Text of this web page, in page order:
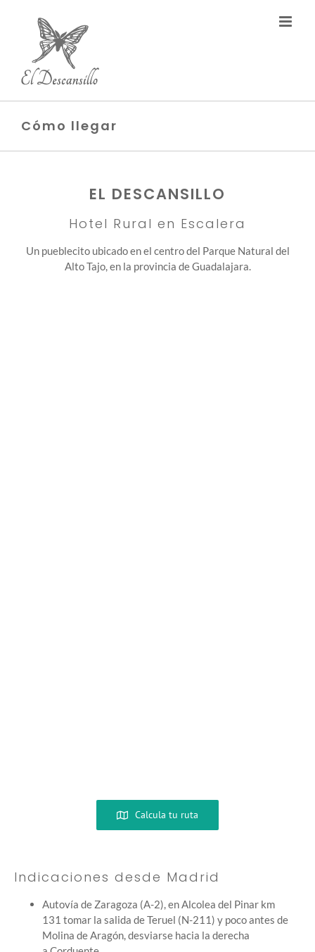
contenido
Cómo llegar
EL DESCANSILLO
Hotel Rural en Escalera
Un pueblecito ubicado en el centro del Parque Natural del
Alto Tajo, en la provincia de Guadalajara.
Calcula tu ruta
Indicaciones desde Madrid
Autovía de Zaragoza (A-2), en Alcolea del Pinar km
131 tomar la salida de Teruel (N-211) y poco antes de
Molina de Aragón, desviarse hacia la derecha